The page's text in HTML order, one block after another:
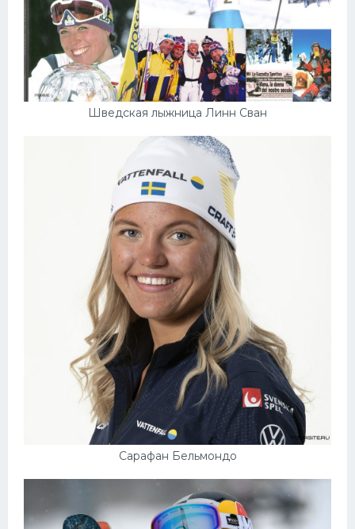
Шведская лыжница Линн Сван
Сарафан Бельмондо